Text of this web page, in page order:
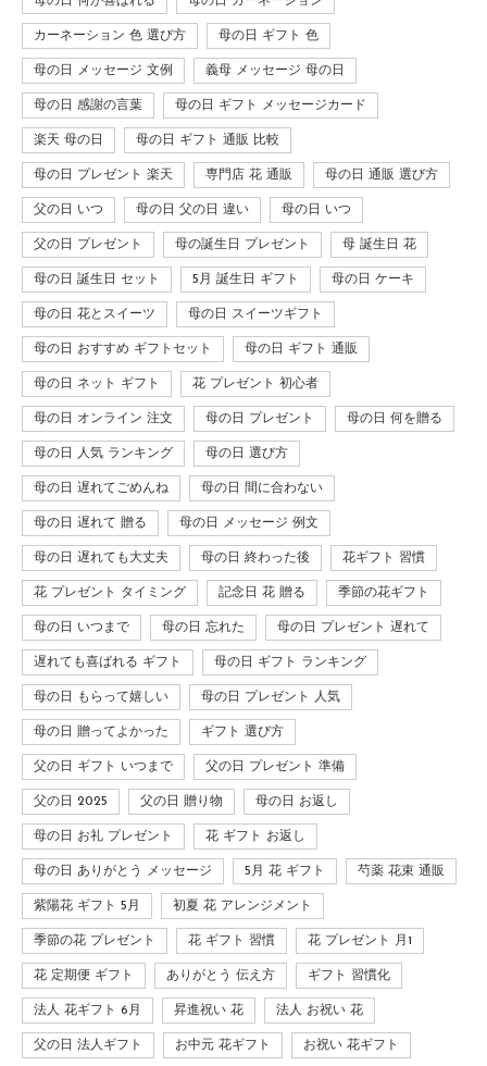
カーネーション 色 選び方 母の日 ギフト 色
母の日 メッセージ 文例 義母 メッセージ 母の日
母の日 感謝の言葉 母の日 ギフト メッセージカード
楽天 母の日 母の日 ギフト 通販 比較
母の日 プレゼント 楽天 専門店 花 通販 母の日 通販 選び方
父の日 いつ 母の日 父の日 違い 母の日 いつ
父の日 プレゼント 母の誕生日 プレゼント 母 誕生日 花
母の日 誕生日 セット 5月 誕生日 ギフト 母の日 ケーキ
母の日 花とスイーツ 母の日 スイーツギフト
母の日 おすすめ ギフトセット 母の日 ギフト 通販
母の日 ネット ギフト 花 プレゼント 初心者
母の日 オンライン 注文 母の日 プレゼント 母の日 何を贈る
母の日 人気 ランキング 母の日 選び方
母の日 遅れてごめんね 母の日 間に合わない
母の日 遅れて 贈る 母の日 メッセージ 例文
母の日 遅れても大丈夫 母の日 終わった後 花ギフト 習慣
花 プレゼント タイミング 記念日 花 贈る 季節の花ギフト
母の日 いつまで 母の日 忘れた 母の日 プレゼント 遅れて
遅れても喜ばれる ギフト 母の日 ギフト ランキング
母の日 もらって嬉しい 母の日 プレゼント 人気
母の日 贈ってよかった ギフト 選び方
父の日 ギフト いつまで 父の日 プレゼント 準備
父の日 2025 父の日 贈り物 母の日 お返し
母の日 お礼 プレゼント 花 ギフト お返し
母の日 ありがとう メッセージ 5月 花 ギフト 芍薬 花束 通販
紫陽花 ギフト 5月 初夏 花 アレンジメント
季節の花 プレゼント 花 ギフト 習慣 花 プレゼント 月1
花 定期便 ギフト ありがとう 伝え方 ギフト 習慣化
法人 花ギフト 6月 昇進祝い 花 法人 お祝い 花
父の日 法人ギフト お中元 花ギフト お祝い 花ギフト